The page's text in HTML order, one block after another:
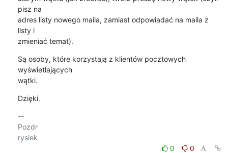
pisz na
adres listy nowego maila, zamiast odpowiadać na maila z
listy i
zmieniać temat).
Są osoby, które korzystają z klientów pocztowych
wyświetlających
wątki.
Dzięki.
--
Pozdr
0
0